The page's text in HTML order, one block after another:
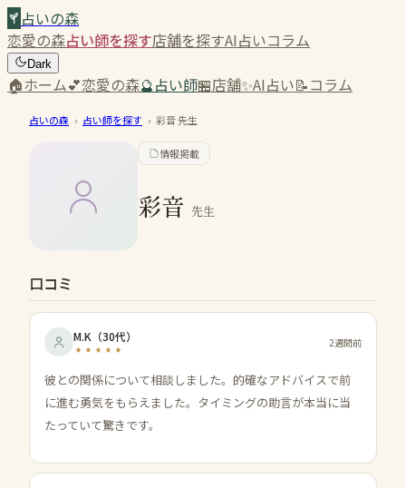
占いの森
恋愛の森占い師を探す店舗を探すAI占いコラム
Dark
🏠ホーム💕恋愛の森🔮占い師🏪店舗✨AI占い📝コラム
占いの森 › 占い師を探す › 彩音先生
情報掲載
彩音 先生
口コミ
M.K （30代） 2週間前
彼との関係について相談しました。的確なアドバイスで前
に進む勇気をもらえました。タイミングの助言が本当に当
たっていて驚きです。